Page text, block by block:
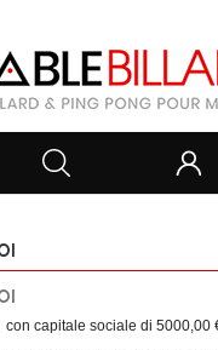
con capitale sociale di 5000,00